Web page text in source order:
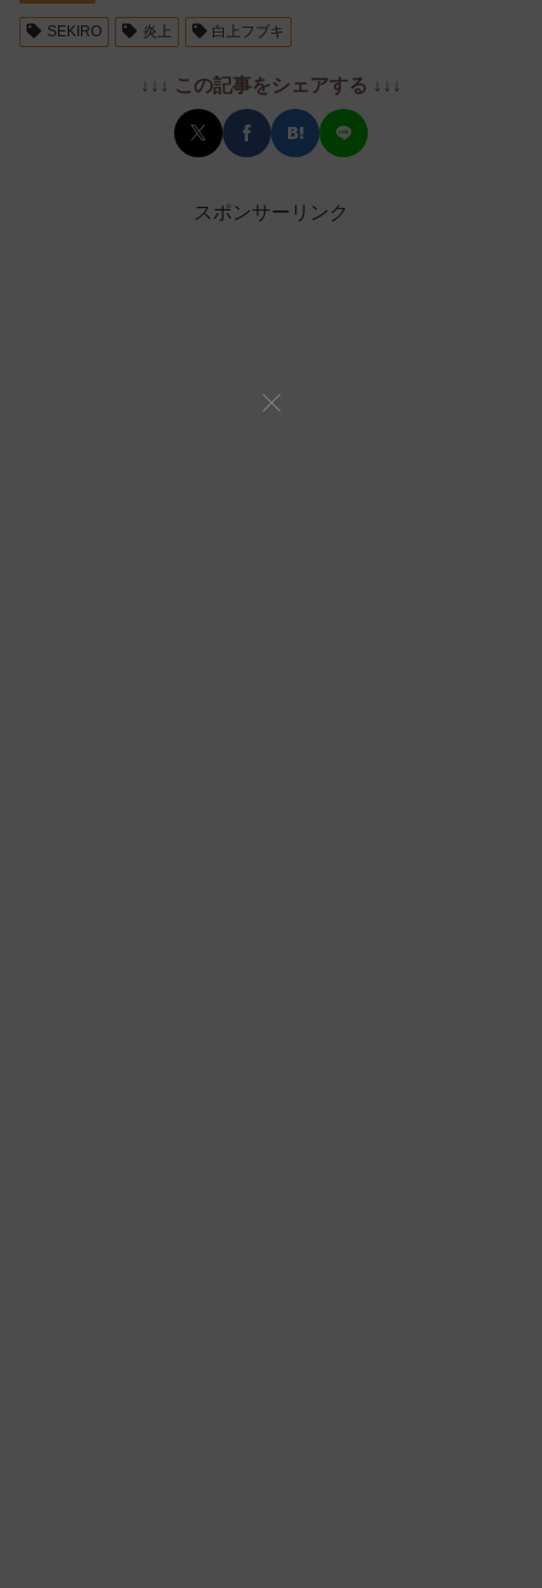
SEKIRO 炎上 白上フブキ
↓↓↓ この記事をシェアする ↓↓↓
スポンサーリンク